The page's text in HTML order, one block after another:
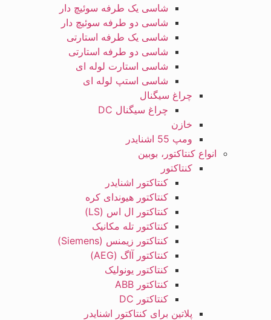
شاسی یک طرفه سوئیچ دار
شاسی دو طرفه سوئیچ دار
شاسی یک طرفه استارتی
شاسی دو طرفه استارتی
شاسی استارت لوله ای
شاسی استپ لوله ای
چراغ سیگنال
چراغ سیگنال DC
خازن
ومپ 55 اشنایدر
انواع کنتاکتور، بوبین
کنتاکتور
کنتاکتور اشنایدر
کنتاکتور هیوندای کره
کنتاکتور ال اس (LS)
کنتاکتور تله مکانیک
کنتاکتور زیمنس (Siemens)
کنتاکتور آاگ (AEG)
کنتاکتور یونولیک
کنتاکتور ABB
کنتاکتور DC
پلاتین برای کنتاکتور اشنایدر